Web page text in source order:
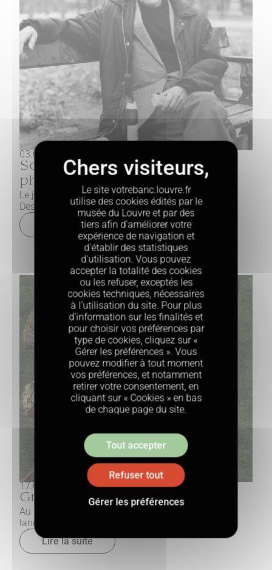
03.03.2025
Sous l’œil des peintres et des
photographes
Le jardin des Tuileries n’a cessé d’attirer les artistes.
Dessinateurs, peintres, graveurs, photographes…
Lire la suite
Chronique
17.02.2025
Gravures de mode
Au 17e siècle, le jardin des Tuileries est le lieu où se
lance la mode.
Lire la suite
Le site votrebanc.louvre.fr
utilise des cookies édités par le
musée du Louvre et par des
tiers afin d'améliorer votre
expérience de navigation et
d'établir des statistiques
d'utilisation. Vous pouvez
accepter la totalité des cookies
ou les refuser, exceptés les
cookies techniques, nécessaires
à l’utilisation du site. Pour plus
d’information sur les finalités et
pour choisir vos préférences par
type de cookies, cliquez sur «
Gérer les préférences ». Vous
pouvez modifier à tout moment
vos préférences, et notamment
retirer votre consentement, en
cliquant sur « Cookies » en bas
de chaque page du site.
Tout accepter
Refuser tout
Gérer les préférences